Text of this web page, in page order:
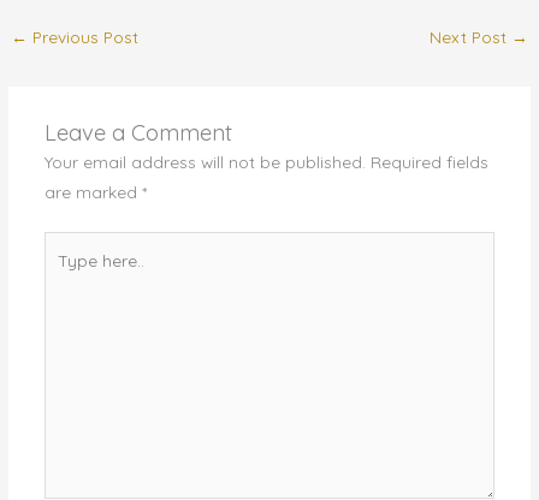
← Previous Post Next Post →
Leave a Comment
Your email address will not be published. Required fields
are marked *
here..